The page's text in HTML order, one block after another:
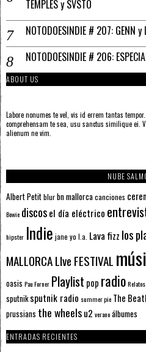
TEMPLES y SVSTO
NOTODOESINDIE # 207: GENN y
NOTODOESINDIE # 206:
ABOUT US
Labore nonumes te vel, vis id errem tantas
comprehensam te sea, usu sanctus similique ei.
alienum ne vim.
NUBE
Albert Petitblurbn mallorcacanciones
Bowie discosel día eléctrico
hipster Indie jane yo l.a. Lava fizz los
MALLORCA LIve FESTIVAL
oasis Pau Forner Playlist pop radio
sputnik sputnik radio summer pie The
prussians the wheelsu2 veranoálbumes
ENTRADAS RECIENTES